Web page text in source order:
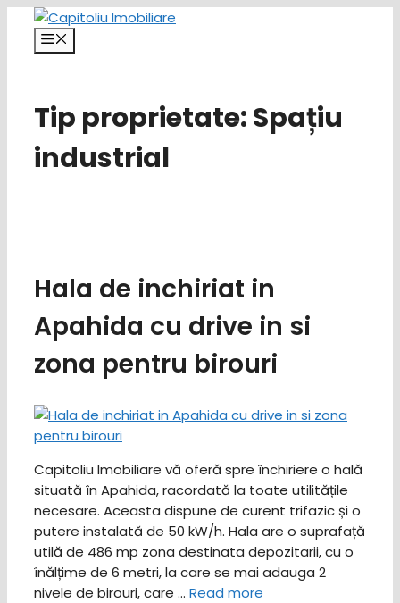
conținut
Tip proprietate:Spațiu
industrial
Hala de inchiriat in
Apahida cu drive in si
zona pentru birouri
Capitoliu Imobiliare vă oferă spre închiriere o hală
situată în Apahida, racordată la toate utilitățile
necesare. Aceasta dispune de curent trifazic și o
putere instalată de 50 kW/h. Hala are o suprafață
utilă de 486 mp zona destinata depozitarii, cu o
înălțime de 6 metri, la care se mai adauga 2
nivele de birouri, care … Read more